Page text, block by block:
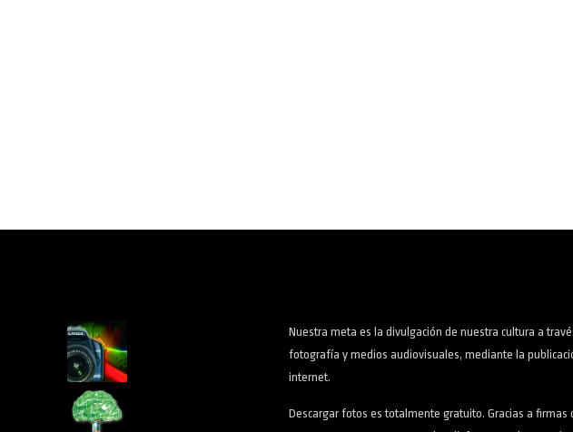
Nuestra meta es la divulgación de nuestra cultura a
fotografía y medios audiovisuales, mediante la
internet.
Descargar fotos es totalmente gratuito. Gracias a firmas